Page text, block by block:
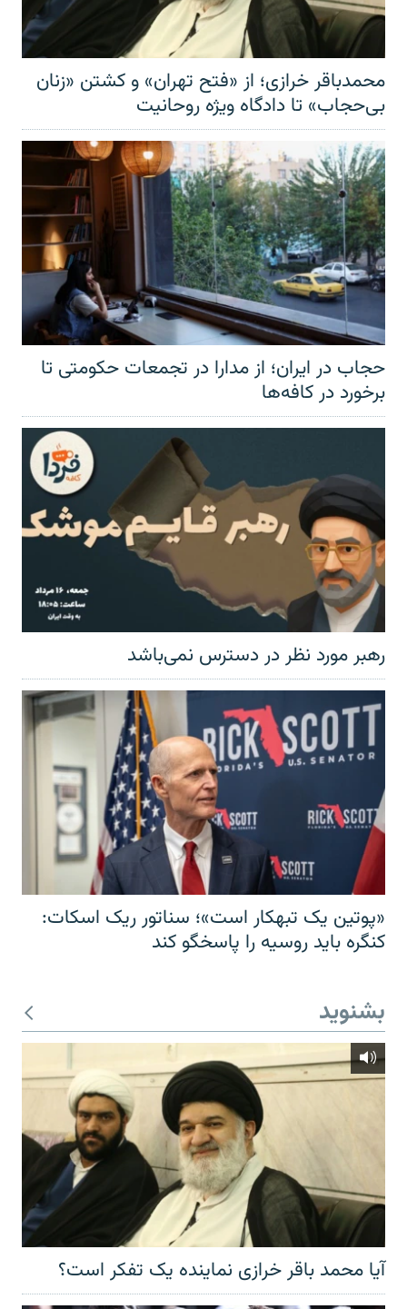
محمدباقر خرازی؛ از «فتح تهران» و کشتن «زنان
بی‌حجاب» تا دادگاه ویژه روحانیت
حجاب در ایران؛ از مدارا در تجمعات حکومتی تا
برخورد در کافه‌ها
رهبر مورد نظر در دسترس نمی‌باشد
«پوتین یک تبهکار است»؛ سناتور ریک اسکات:
کنگره باید روسیه را پاسخگو کند
بشنوید
آیا محمد باقر خرازی نماینده یک تفکر است؟